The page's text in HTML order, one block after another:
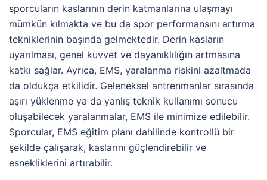
sporcuların kaslarının derin katmanlarına ulaşmayı
mümkün kılmakta ve bu da spor performansını artırma
tekniklerinin başında gelmektedir. Derin kasların
uyarılması, genel kuvvet ve dayanıklılığın artmasına
katkı sağlar. Ayrıca, EMS, yaralanma riskini azaltmada
da oldukça etkilidir. Geleneksel antrenmanlar sırasında
aşırı yüklenme ya da yanlış teknik kullanımı sonucu
oluşabilecek yaralanmalar, EMS ile minimize edilebilir.
Sporcular, EMS eğitim planı dahilinde kontrollü bir
şekilde çalışarak, kaslarını güçlendirebilir ve
esnekliklerini artırabilir.